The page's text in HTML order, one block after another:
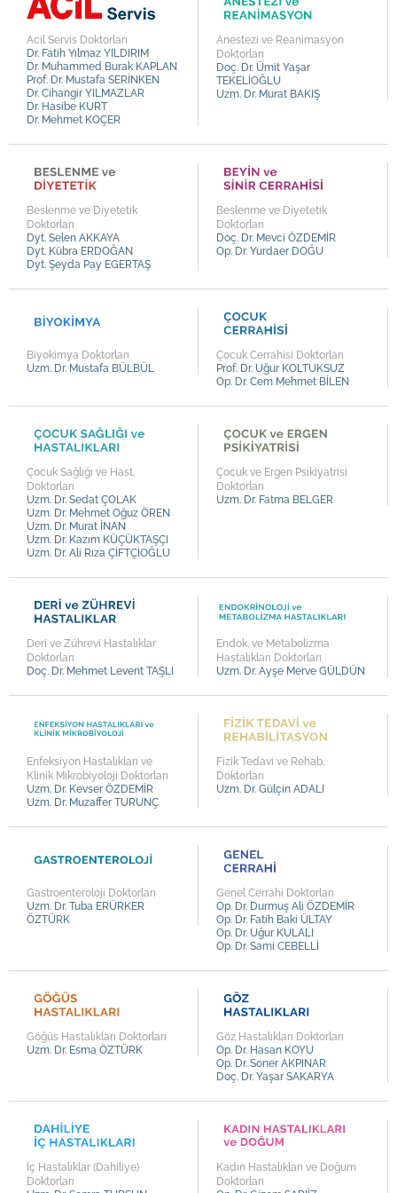
Kalp ve Damar Cerrahisi
Kardiyoloji
Kulak Burun Boğaz
Nöroloji
Ortopedi ve Travmatoloji
Plastik, Rekonstrüktif ve Estetik Cerrahi
Psikiyatri
Psikoloji
Radyoloji
Romatoloji
Tıbbi Onkoloji
Op. Dr. Durmuş Ali ÖZDEMİR
Op. Dr. Fatih Baki ÜLTAY
Op. Dr. Uğur KULALI
Op. Dr. Sami CEBELLİ
Op. Dr. Hasan KOYU
Op. Dr. Soner AKPINAR
Op. Dr. Gizem SARIİZ
Op. Dr. Özge BAL
Op. Dr. Semih MUN
Op. Dr. Serkan YURTSEVER
Op. Dr. Melih ÜSTEL
Op. Dr. Erol GÜLDÜN
Op. Dr. Enver SORKUN
Op. Dr. Mustafa İsmet TATAR
Op. Dr. Nezir OKUMUŞ
Op. Dr. Kemal Aytekin DURSUN
Op. Dr. Kayhan TARIM
Op. Dr. Savaş ŞAHİNLİ
Op. Dr. Halil UÇ
Prof. Dr. Mustafa SERİNKEN
Prof. Dr. Uğur KOLTUKSUZ
Prof. Dr. Ali Vefa ÖZCAN
Uzm. Dr. Kevser ÖZDEMİR
Uzm. Dr. Muzaffer TURUNÇ
Uzm. Dr. Murat BAKIŞ
Uzm. Dr. Fatma BELGER
Uzm. Dr. Sedat ÇOLAK
Uzm. Dr. Murat İNAN
Uzm. Dr. Kazım KÜÇÜKTAŞÇI
Uzm. Dr. Ali Rıza ÇİFTÇİOĞLU
Uzm. Dr. Tuba ERÜRKER ÖZTÜRK
Uzm. Dr. Esma ÖZTÜRK
Uzm. Dr. Semra TURSUN
Uzm. Dr. Rıdvan Fevzi DEĞİRMENCİLER
Uzm. Dr. Murat KAYA
Uzm. Dr. Turgay ASLAN
Uzm. Dr. Aydın ÇELİKER
Uzm. Dr. Ahmet KILINÇER
Acil Servis Doktorları
Dr. Fatih Yılmaz YILDIRIM
Dr. Muhammed Burak KAPLAN
Prof. Dr. Mustafa SERİNKEN
Dr. Cihangir YILMAZLAR
Dr. Hasibe KURT
Dr. Mehmet KOÇER
Anestezi ve Reanimasyon
Doktorları
Doç. Dr. Ümit Yaşar
TEKELİOĞLU
Uzm. Dr. Murat BAKIŞ
Beslenme ve Diyetetik
Doktorları
Dyt. Selen AKKAYA
Dyt. Kübra ERDOĞAN
Dyt. Şeyda Pay EGERTAŞ
Beslenme ve Diyetetik
Doktorları
Doç. Dr. Mevci ÖZDEMİR
Op. Dr. Yurdaer DOĞU
Biyokimya Doktorları
Uzm. Dr. Mustafa BÜLBÜL
Çocuk Cerrahisi Doktorları
Prof. Dr. Uğur KOLTUKSUZ
Op. Dr. Cem Mehmet BİLEN
Çocuk Sağlığı ve Hast.
Doktorları
Uzm. Dr. Sedat ÇOLAK
Uzm. Dr. Mehmet Oğuz ÖREN
Uzm. Dr. Murat İNAN
Uzm. Dr. Kazım KÜÇÜKTAŞÇI
Uzm. Dr. Ali Rıza ÇİFTÇİOĞLU
Çocuk ve Ergen Psikiyatrisi
Doktorları
Uzm. Dr. Fatma BELGER
Deri ve Zührevi Hastalıklar
Doktorları
Doç. Dr. Mehmet Levent TAŞLI
Endok. ve Metabolizma
Hastalıkları Doktorları
Uzm. Dr. Ayşe Merve GÜLDÜN
Enfeksiyon Hastalıkları ve
Klinik Mikrobiyoloji Doktorları
Uzm. Dr. Kevser ÖZDEMİR
Uzm. Dr. Muzaffer TURUNÇ
Fizik Tedavi ve Rehab.
Doktorları
Uzm. Dr. Gülçin ADALI
Gastroenteroloji Doktorları
Uzm. Dr. Tuba ERÜRKER
ÖZTÜRK
Genel Cerrahi Doktorları
Op. Dr. Durmuş Ali ÖZDEMİR
Op. Dr. Fatih Baki ÜLTAY
Op. Dr. Uğur KULALI
Op. Dr. Sami CEBELLİ
Göğüs Hastalıkları Doktorları
Uzm. Dr. Esma ÖZTÜRK
Göz Hastalıkları Doktorları
Op. Dr. Hasan KOYU
Op. Dr. Soner AKPINAR
Doç. Dr. Yaşar SAKARYA
İç Hastalıklar (Dahiliye)
Doktorları
Kadın Hastalıkları ve Doğum
Doktorları